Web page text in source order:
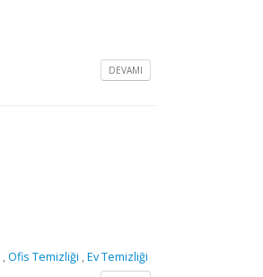
DEVAMI
,Ofis Temizliği ,Ev Temizliği